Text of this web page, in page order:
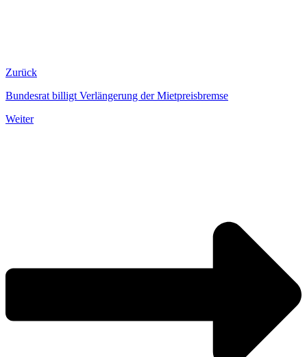
Zurück
Bundesrat billigt Verlängerung der Mietpreisbremse
Weiter